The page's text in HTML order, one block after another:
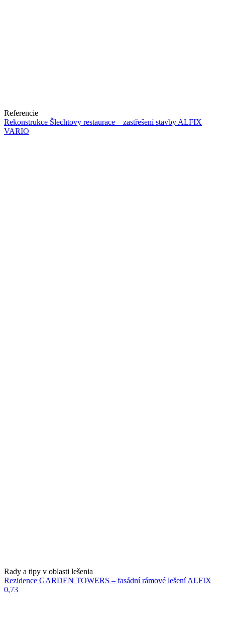
Referencie
Rekonstrukce Šlechtovy restaurace – zastřešení stavby ALFIX
VARIO
Rady a tipy v oblasti lešenia
Rezidence GARDEN TOWERS – fasádní rámové lešení ALFIX
0,73